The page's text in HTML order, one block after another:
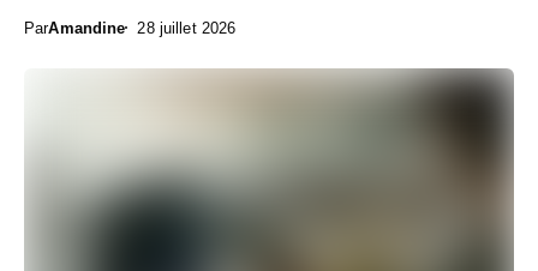
ParAmandine 28 juillet 2026